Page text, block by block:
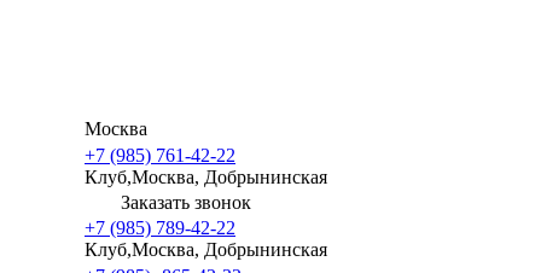
Москва
+7 (985) 761-42-22
Клуб,Москва, Добрынинская
Заказать звонок
+7 (985) 789-42-22
Клуб,Москва, Добрынинская